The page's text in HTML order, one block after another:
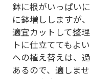
鉢に根がいっぱい
に鉢増ししますが
適宜カットして整
トに仕立ててもよ
への植え替えは、
あるので、適しませ